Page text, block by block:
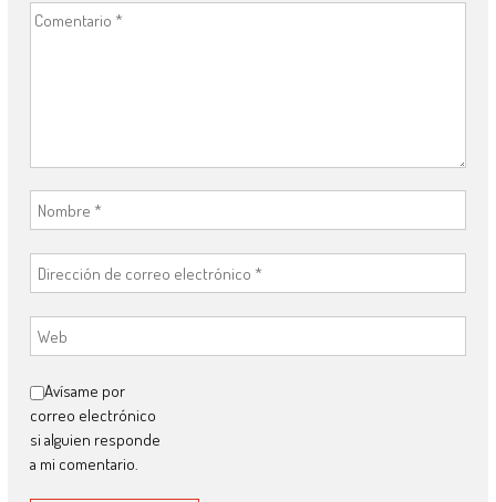
Avísame por
correo electrónico
si alguien responde
a mi comentario.